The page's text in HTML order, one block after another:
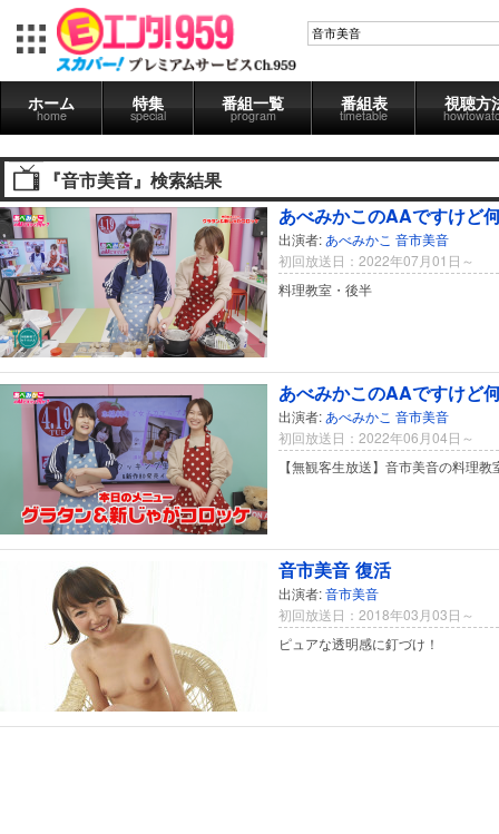
ホーム
home
特集
special
番組一覧
program
番組表
timetable
視聴方
『音市美音』検索結果
あべみかこのAAですけど
出演者: あべみかこ 音市美音
初回放送日：2022年07月01日～
料理教室・後半
あべみかこのAAですけど
出演者: あべみかこ 音市美音
初回放送日：2022年06月04日～
【無観客生放送】音市美音の料理教
音市美音 復活
出演者:音市美音
初回放送日：2018年03月03日～
ピュアな透明感に釘づけ！